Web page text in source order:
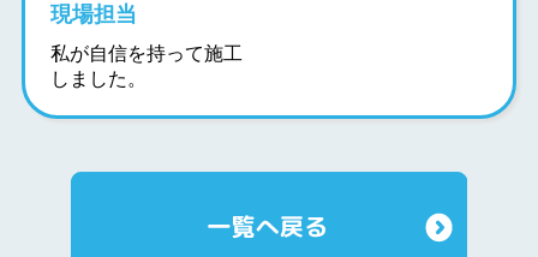
現場担当
私が自信を持って施工
しました。